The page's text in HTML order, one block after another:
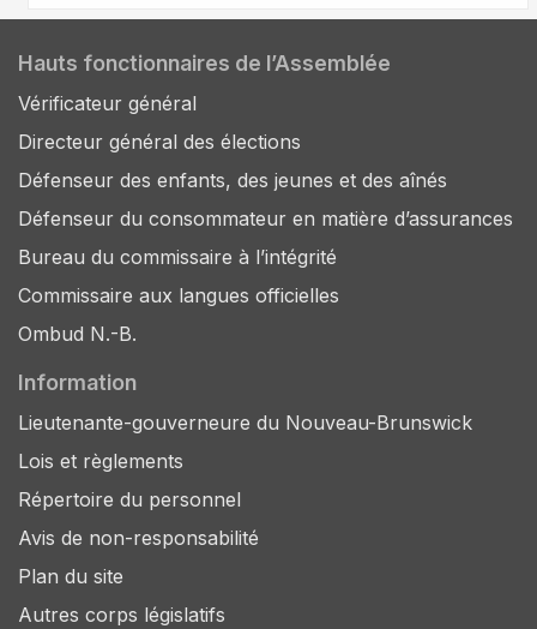
Hauts fonctionnaires de l’Assemblée
Vérificateur général
Directeur général des élections
Défenseur des enfants, des jeunes et des aînés
Défenseur du consommateur en matière d’assurances
Bureau du commissaire à l’intégrité
Commissaire aux langues officielles
Ombud N.-B.
Information
Lieutenante-gouverneure du Nouveau-Brunswick
Lois et règlements
Répertoire du personnel
Avis de non-responsabilité
Plan du site
Autres corps législatifs